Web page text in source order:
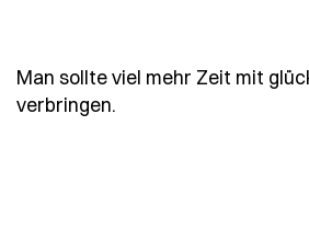
Man sollte viel mehr Zeit mit
verbringen.